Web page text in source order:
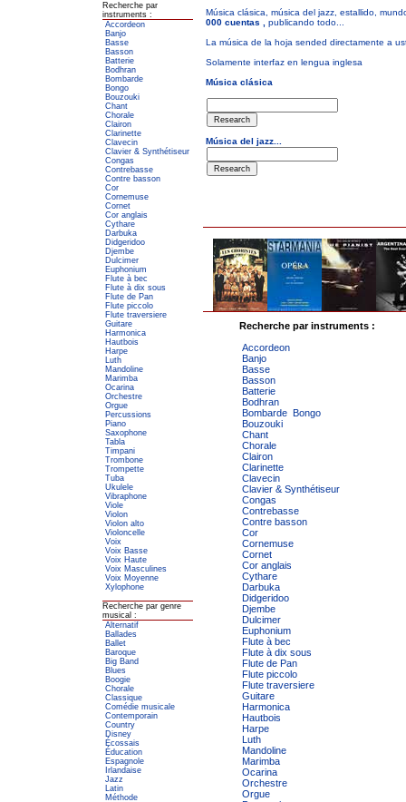
Recherche par
instruments :
Accordeon
Banjo
Basse
Basson
Batterie
Bodhran
Bombarde
Bongo
Bouzouki
Chant
Chorale
Clairon
Clarinette
Clavecin
Clavier & Synthétiseur
Congas
Contrebasse
Contre basson
Cor
Cornemuse
Cornet
Cor anglais
Cythare
Darbuka
Didgeridoo
Djembe
Dulcimer
Euphonium
Flute à bec
Flute à dix sous
Flute de Pan
Flute piccolo
Flute traversiere
Guitare
Harmonica
Hautbois
Harpe
Luth
Mandoline
Marimba
Ocarina
Orchestre
Orgue
Percussions
Piano
Saxophone
Tabla
Timpani
Trombone
Trompette
Tuba
Ukulele
Vibraphone
Viole
Violon
Violon alto
Violoncelle
Voix
Voix Basse
Voix Haute
Voix Masculines
Voix Moyenne
Xylophone
Recherche par genre
musical :
Alternatif
Ballades
Ballet
Baroque
Big Band
Blues
Boogie
Chorale
Classique
Comédie musicale
Contemporain
Country
Disney
Écossais
Éducation
Espagnole
Irlandaise
Jazz
Latin
Méthode
Recherche par instruments :
Accordeon
Banjo
Basse
Basson
Batterie
Bodhran
Bombarde Bongo
Bouzouki
Chant
Chorale
Clairon
Clarinette
Clavecin
Clavier & Synthétiseur
Congas
Contrebasse
Contre basson
Cor
Cornemuse
Cornet
Cor anglais
Cythare
Darbuka
Didgeridoo
Djembe
Dulcimer
Euphonium
Flute à bec
Flute à dix sous
Flute de Pan
Flute piccolo
Flute traversiere
Guitare
Harmonica
Hautbois
Harpe
Luth
Mandoline
Marimba
Ocarina
Orchestre
Orgue